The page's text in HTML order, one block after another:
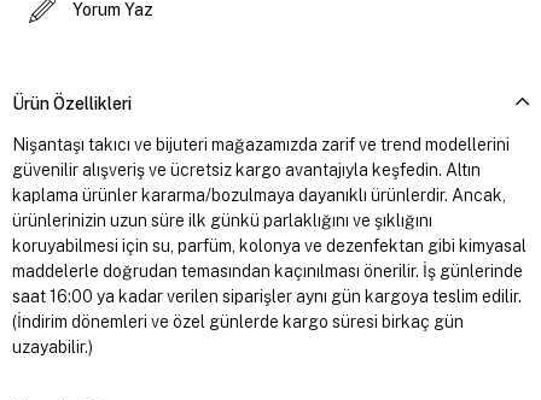
Yorum Yaz
Ürün Özellikleri
Nişantaşı takıcı ve bijuteri mağazamızda zarif ve trend modellerini
güvenilir alışveriş ve ücretsiz kargo avantajıyla keşfedin. Altın
kaplama ürünler kararma/bozulmaya dayanıklı ürünlerdir. Ancak,
ürünlerinizin uzun süre ilk günkü parlaklığını ve şıklığını
koruyabilmesi için su, parfüm, kolonya ve dezenfektan gibi kimyasal
maddelerle doğrudan temasından kaçınılması önerilir. İş günlerinde
saat 16:00 ya kadar verilen siparişler aynı gün kargoya teslim edilir.
(İndirim dönemleri ve özel günlerde kargo süresi birkaç gün
uzayabilir.)